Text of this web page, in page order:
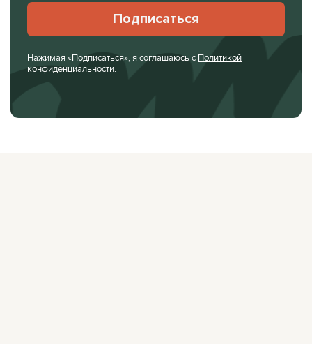
Подписаться
Нажимая «Подписаться», я соглашаюсь с Политикой
конфиденциальности.